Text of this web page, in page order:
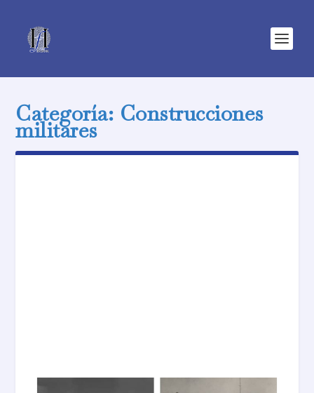
Categoría: Construcciones
militares